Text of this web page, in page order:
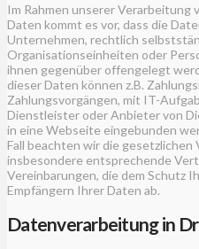
Im Rahmen unserer Verarbeitung
Daten kommt es vor, dass die
Unternehmen, rechtlich
Organisationseinheiten oder
ihnen gegenüber offengelegt
dieser Daten können z.B.
Zahlungsvorgängen, mit IT-
Dienstleister oder Anbieter von
in eine Webseite eingebunden
Fall beachten wir die gesetzlichen
insbesondere entsprechende
Vereinbarungen, die dem Schutz
Empfängern Ihrer Daten ab.
Datenverarbeitung in